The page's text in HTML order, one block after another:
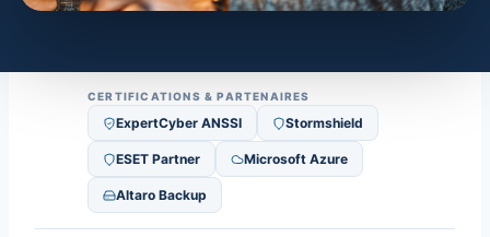
CERTIFICATIONS & PARTENAIRES
ExpertCyber ANSSI Stormshield
ESET Partner Microsoft Azure
Altaro Backup